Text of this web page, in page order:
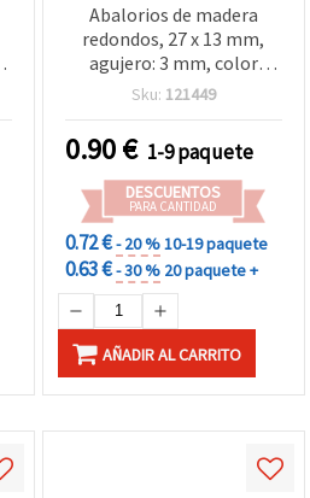
Abalorios de madera
redondos, 27 x 13 mm,
agujero: 3 mm, color
madera natural – 5 piezas
Sku: 121449
0.90€ 1-9 paquete
DESCUENTOS
PARA CANTIDAD
0.72 €- 20 %10-19 paquete
0.63 €- 30 % 20 paquete +
AÑADIR AL CARRITO